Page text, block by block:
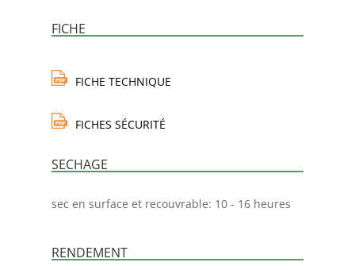
FICHE
FICHE TECHNIQUE
FICHES SÉCURITÉ
SECHAGE
sec en surface et recouvrable: 10 - 16 heures
RENDEMENT